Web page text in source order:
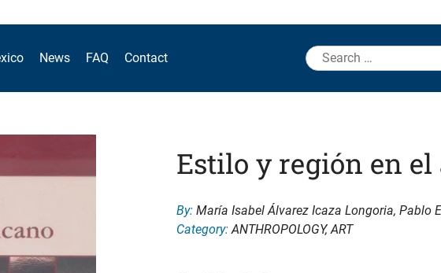
News FAQ Contact
Search
for:
Estilo y región en
By: María Isabel Álvarez Icaza Longoria, Pablo
Category: ANTHROPOLOGY,ART